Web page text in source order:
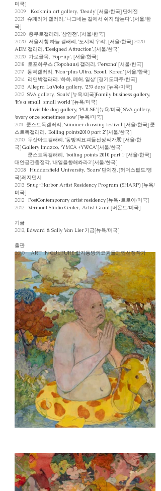
미국]
2009
Kookmin art gallery, ‘Deady’[서울/한국] 단체전
2021 슈페리어 갤러리, ‘나그네는 길에서 쉬지 않는다’, [서울/한
국]
2020 충무로갤러리, ‘삼인전’, [서울/한국]
2020 서울시청 하늘 갤러리, ‘도시의 우리’, [서울/한국] 2020
ADM 갤러리, ‘Designed Attraction’, [서울/한국]
2020 가로골목, ‘Pop-up’, [서울/한국]
2018 토포하우스 (Topohaus) 갤러리, ‘Persona’ [서울/한국]
2017 동덕갤러리, ‘Non-plus Ultra, Seoul, Korea’[서울/한국]
2014 리앤박갤러리. ‘하하, 폐허, 일상’ [경기도파주/한국]
2013 Allegra LaViola gallery, ‘239 days’[뉴욕/미국]
2012 SVA gallery, ‘Souls’[뉴욕/미국]Family business gallery,
‘It’s a small, small world’[뉴욕/미국]
Invisible dog gallery, ‘PULSE’[뉴욕/미국]SVA gallery,
‘every once sometimes now’[뉴욕/미국]
2011 쿤스트독갤러리, ‘summer drawing festival’[서울/한국] 쿤
스트독갤러리, ‘Boiling points2010 part 2’[서울/한국]
2010 두산아트갤러리, ‘동방의요괴들선정작가展’ [서울/한
국]Gallery Imazoo, ‘YMCA +YWCA’[서울/한국]
쿤스트독갤러리, ‘boiling points 2010 part 1’[서울/한국]
대안공간충정각, ‘내일을향해쏴라3’ [서울/한국]
2008
Huddersfield University, ’Scars’ 단체전, [허더스필드/영
국}레지던시
2013 Snug-Harbor Artist Residency Program (SHARP) [뉴욕/
미국]
2012
PostContemporary artist residency[뉴욕-트로이/미국]
2012
Vermont Studio Center, Artist Grant[버몬트/미국]
기금
2013, Edward & Sally Van Lier 기금[뉴욕/미국]
출판
2010ART IN CULTURE잡지동방의요괴들21 인선정작가